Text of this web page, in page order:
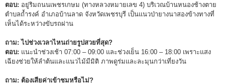
ตอบ: อยู่ริมถนนเพชรเกษม (ทางหลวงหมายเลข 4) บริเวณบ้านหนองช้างตาย
ตำบลถ้ำรงค์ อำเภอบ้านลาด จังหวัดเพชรบุรี เป็นแนวป่ายางนาสองข้างทางที่
เห็นได้ระหว่างขับรถผ่าน
ถาม: ไปช่วงเวลาไหนถ่ายรูปสวยที่สุด?
ตอบ: แนะนำช่วงเช้า 07:00 – 09:00 และช่วงเย็น 16:00 – 18:00 เพราะแสง
เฉียงช่วยให้ลำต้นและแนวไม้มีมิติ ภาพดูร่มและละมุนกว่าเที่ยงวัน
ถาม: ต้องเสียค่าเข้าชมหรือไม่?